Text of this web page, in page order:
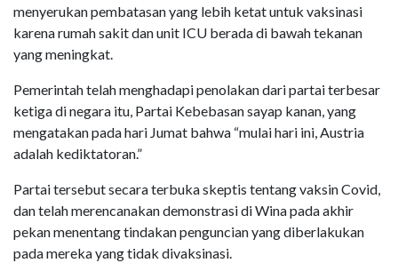
menyerukan pembatasan yang lebih ketat untuk vaksinasi
karena rumah sakit dan unit ICU berada di bawah tekanan
yang meningkat.
Pemerintah telah menghadapi penolakan dari partai terbesar
ketiga di negara itu, Partai Kebebasan sayap kanan, yang
mengatakan pada hari Jumat bahwa “mulai hari ini, Austria
adalah kediktatoran.”
Partai tersebut secara terbuka skeptis tentang vaksin Covid,
dan telah merencanakan demonstrasi di Wina pada akhir
pekan menentang tindakan penguncian yang diberlakukan
pada mereka yang tidak divaksinasi.